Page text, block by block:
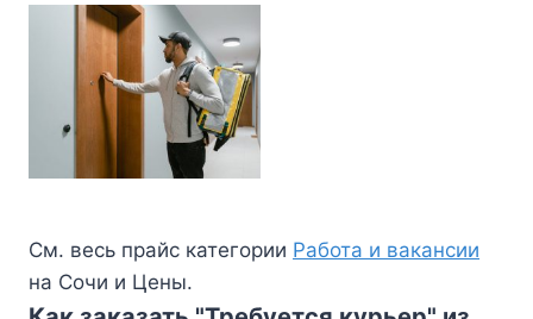
См. весь прайс категории Работа и вакансии
на Сочи и Цены.